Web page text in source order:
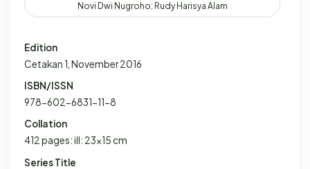
Novi Dwi Nugroho; Rudy Harisya Alam
Edition
Cetakan 1, November 2016
ISBN/ISSN
978-602-6831-11-8
Collation
412 pages: ill: 23x15 cm
Series Title